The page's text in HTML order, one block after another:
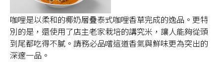
咖哩是以柔和的椰奶層疊泰式咖哩香草完成的逸品。更特
別的是，還使用了店主老家栽培的講究米，讓人能夠從頭
到尾都吃得不膩。請務必品嚐這道香氣與鮮味更為突出的
深邃一品。